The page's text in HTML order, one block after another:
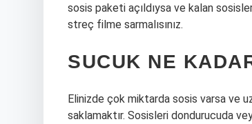
sosis paketi açıldıysa ve kalan
streç filme sarmalısınız.
SUCUK NE
Elinizde çok miktarda sosis varsa ve
saklamaktır. Sosisleri dondurucuda